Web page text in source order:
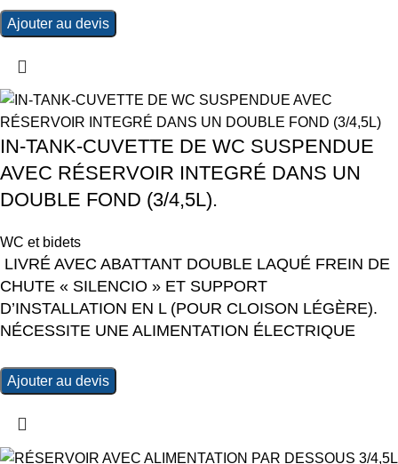
Ajouter au devis
IN-TANK-CUVETTE DE WC SUSPENDUE
AVEC RÉSERVOIR INTEGRÉ DANS UN
DOUBLE FOND (3/4,5L).
WC et bidets
LIVRÉ AVEC ABATTANT DOUBLE LAQUÉ FREIN DE
CHUTE « SILENCIO » ET SUPPORT
D’INSTALLATION EN L (POUR CLOISON LÉGÈRE).
NÉCESSITE UNE ALIMENTATION ÉLECTRIQUE
Ajouter au devis